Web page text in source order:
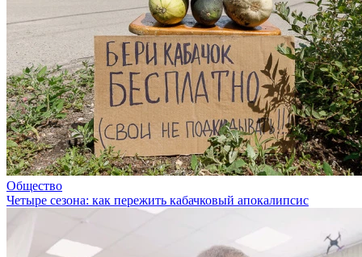
Общество
Четыре сезона: как пережить кабачковый апокалипсис